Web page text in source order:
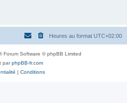
e
Heures au format UTC+02:00
Forum Software © phpBB Limited
parphpBB-fr.com
| Conditions